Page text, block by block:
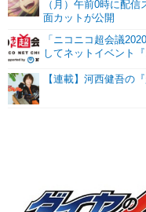
（月）午前0時に配
面カットが公開
「ニコニコ超会議
してネットイベント
【連載】河西健吾の